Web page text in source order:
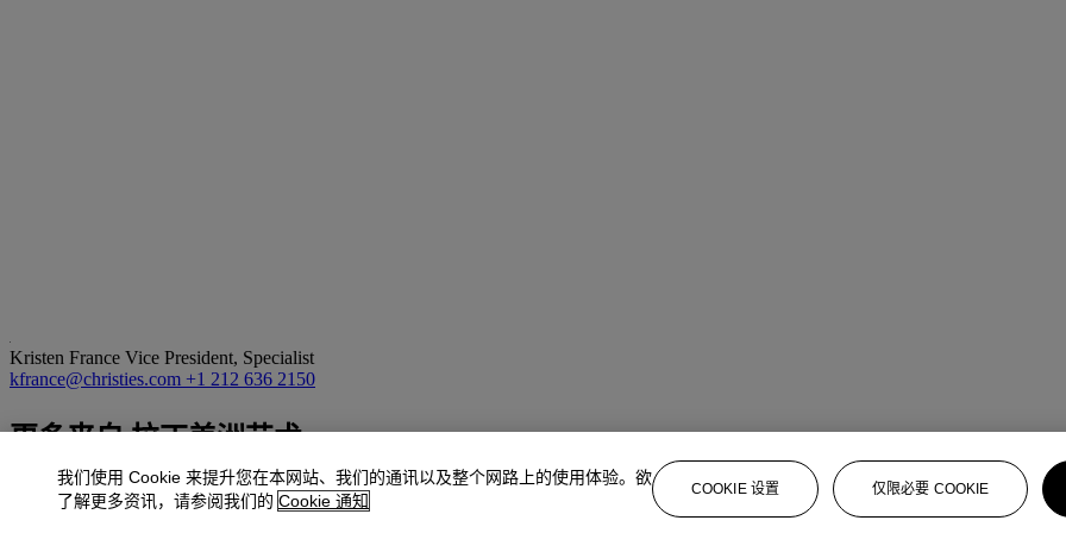
Kristen France Vice President, Specialist
kfrance@christies.com +1 212 636 2150
更多来自拉丁美洲艺术
查看全部
我们使用 Cookie 来提升您在本网站、我们的通讯以及整个网路上的使用体验。欲
了解更多资讯，请参阅我们的 Cookie 通知
COOKIE 设置 仅限必要 COOKIE